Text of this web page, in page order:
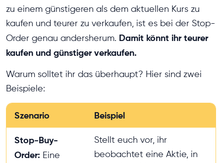
zu einem günstigeren als dem aktuellen Kurs zu
kaufen und teurer zu verkaufen, ist es bei der Stop-
Order genau andersherum. Damit könnt ihr teurer
kaufen und günstiger verkaufen.
Warum solltet ihr das überhaupt? Hier sind zwei
Beispiele:
Szenario Beispiel
Stop-Buy-
Order: Eine
Stellt euch vor, ihr
beobachtet eine Aktie, in